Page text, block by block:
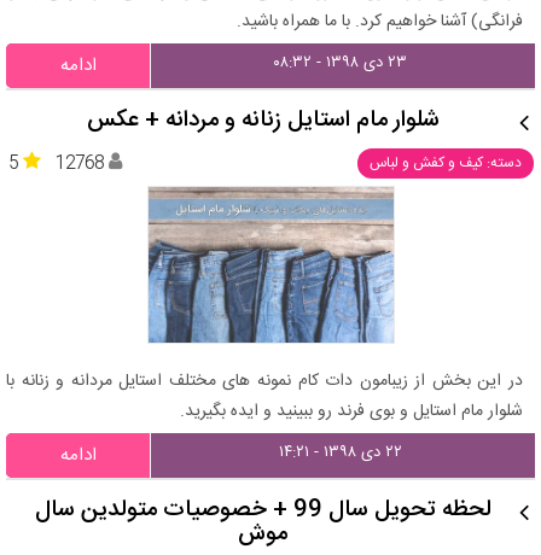
فرانگی) آشنا خواهیم کرد. با ما همراه باشید.
۲۳ دی ۱۳۹۸ - ۰۸:۳۲ ادامه
شلوار مام استایل زنانه و مردانه + عکس
دسته: کیف و کفش و لباس 5 12768
در این بخش از زیبامون دات کام نمونه های مختلف استایل مردانه و زنانه با
شلوار مام استایل و بوی فرند رو ببینید و ایده بگیرید.
۲۲ دی ۱۳۹۸ - ۱۴:۲۱ ادامه
لحظه تحویل سال 99 + خصوصیات متولدین سال
موش